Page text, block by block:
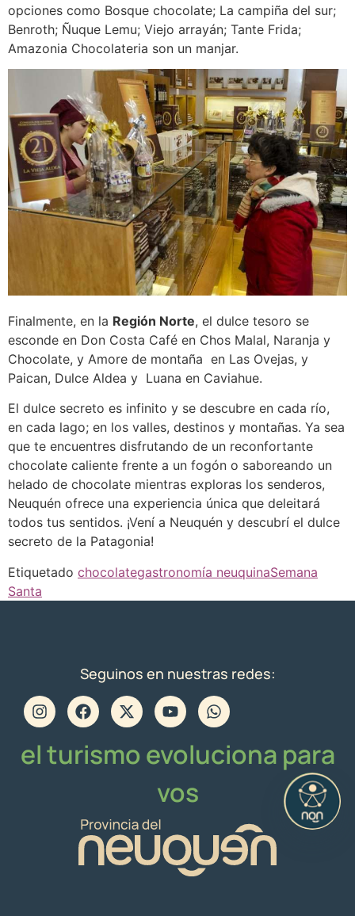
opciones como Bosque chocolate; La campiña del sur;
Benroth; Ñuque Lemu; Viejo arrayán; Tante Frida;
Amazonia Chocolateria son un manjar.
Finalmente, en la Región Norte, el dulce tesoro se
esconde en Don Costa Café en Chos Malal, Naranja y
Chocolate, y Amore de montaña en Las Ovejas, y
Paican, Dulce Aldea y Luana en Caviahue.
El dulce secreto es infinito y se descubre en cada río,
en cada lago; en los valles, destinos y montañas. Ya sea
que te encuentres disfrutando de un reconfortante
chocolate caliente frente a un fogón o saboreando un
helado de chocolate mientras exploras los senderos,
Neuquén ofrece una experiencia única que deleitará
todos tus sentidos. ¡Vení a Neuquén y descubrí el dulce
secreto de la Patagonia!
Etiquetado chocolategastronomía neuquinaSemana
Santa
Seguinos en nuestras redes:
el turismo evoluciona para
vos